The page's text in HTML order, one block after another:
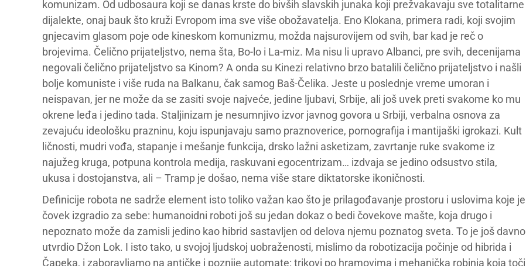
komunizam. Od udbosaura koji se danas krste do bivših slavskih junaka koji prežvakavaju sve totalitarne
dijalekte, onaj bauk što kruži Evropom ima sve više obožavatelja. Eno Klokana, primera radi, koji svojim
gnjecavim glasom poje ode kineskom komunizmu, možda najsurovijem od svih, bar kad je reč o
brojevima. Čelično prijateljstvo, nema šta, Bo-lo i La-miz. Ma nisu li upravo Albanci, pre svih, decenijama
negovali čelično prijateljstvo sa Kinom? A onda su Kinezi relativno brzo batalili čelično prijateljstvo i našli
bolje komuniste i više ruda na Balkanu, čak samog Baš-Čelika. Jeste u poslednje vreme umoran i
neispavan, jer ne može da se zasiti svoje najveće, jedine ljubavi, Srbije, ali još uvek preti svakome ko mu
okrene leđa i jedino tada. Staljinizam je nesumnjivo izvor javnog govora u Srbiji, verbalna osnova za
zevajuću ideološku prazninu, koju ispunjavaju samo praznoverice, pornografija i mantijaški igrokazi. Kult
ličnosti, mudri vođa, stapanje i mešanje funkcija, drsko lažni asketizam, zavrtanje ruke svakome iz
najužeg kruga, potpuna kontrola medija, raskuvani egocentrizam… izdvaja se jedino odsustvo stila,
ukusa i dostojanstva, ali – Tramp je došao, nema više stare diktatorske ikoničnosti.
Definicije robota ne sadrže element isto toliko važan kao što je prilagođavanje prostoru i uslovima koje je
čovek izgradio za sebe: humanoidni roboti još su jedan dokaz o bedi čovekove mašte, koja drugo i
nepoznato može da zamisli jedino kao hibrid sastavljen od delova njemu poznatog sveta. To je još davno
utvrdio Džon Lok. I isto tako, u svojoj ljudskoj uobraženosti, mislimo da robotizacija počinje od hibrida i
Čapeka, i zaboravljamo na antičke i poznije automate: trikovi po hramovima i mehanička robinja koja toči